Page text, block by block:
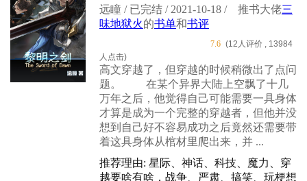
远瞳 / 已完结 / 2021-10-18 /
推书大佬三
味地狱火的书单和书评
7.6 (12人评价 , 13984
人点击)
高文穿越了，但穿越的时候稍微出了点问
题。 在某个异界大陆上空飘了十几
万年之后，他觉得自己可能需要一具身体
才算是成为一个完整的穿越者，但他并没
想到自己好不容易成功之后竟然还需要带
着这具身体从棺材里爬出来，并 ...
推荐理由: 星际、神话、科技、魔力、穿
越要啥有啥，战争、严肃、搞笑、玩梗想